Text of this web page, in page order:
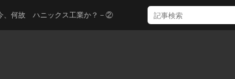
ハニックス工業か？－②